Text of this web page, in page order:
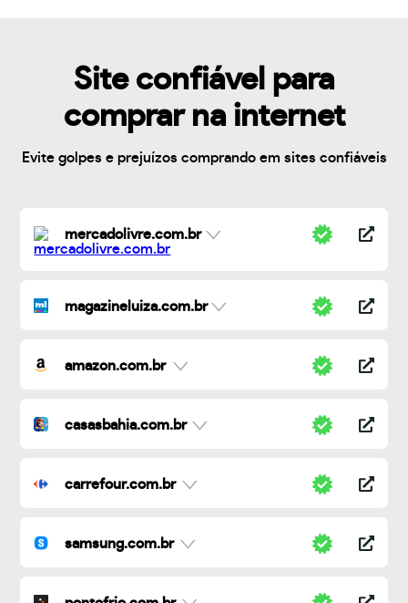
Site confiável para
comprar na internet
Evite golpes e prejuízos comprando em sites confiáveis
mercadolivre.com.br
magazineluiza.com.br
amazon.com.br
casasbahia.com.br
carrefour.com.br
samsung.com.br